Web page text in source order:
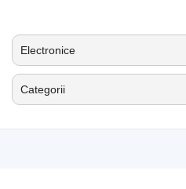
Electronice
Categorii